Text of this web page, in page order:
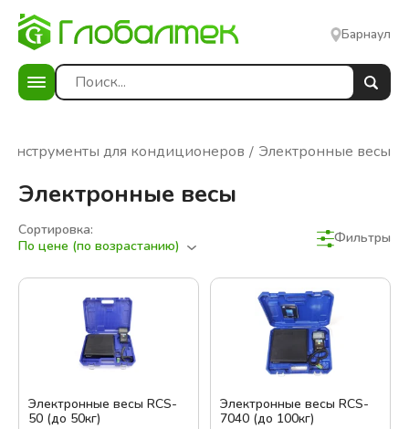
Барнаул
Инструменты для кондиционеров Электронные весы
Электронные весы
Сортировка:
По цене (по возрастанию)
Фильтры
Электронные весы RCS-
50 (до 50кг)
Электронные весы RCS-
7040 (до 100кг)